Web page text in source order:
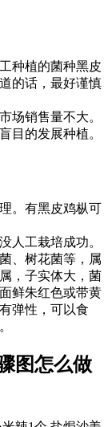
种植的菌种黑皮
的话，最好谨慎
场销售量不大。
目的发展种植。
。有黑皮鸡枞可
人工栽培成功。
、树花菌等，属
，子实体大，菌
鲜朱红色或带黄
弹性，可以食
图怎么做